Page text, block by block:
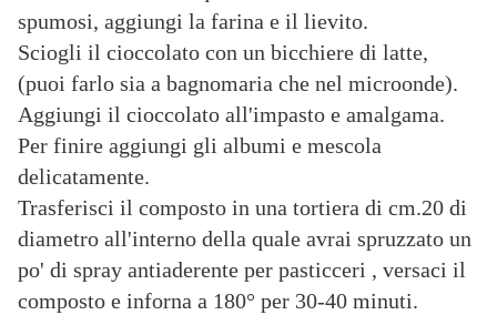
spumosi, aggiungi la farina e il lievito.
Sciogli il cioccolato con un bicchiere di latte,
(puoi farlo sia a bagnomaria che nel microonde).
Aggiungi il cioccolato all'impasto e amalgama.
Per finire aggiungi gli albumi e mescola
delicatamente.
Trasferisci il composto in una tortiera di cm.20 di
diametro all'interno della quale avrai spruzzato un
po' di spray antiaderente per pasticceri , versaci il
composto e inforna a 180° per 30-40 minuti.